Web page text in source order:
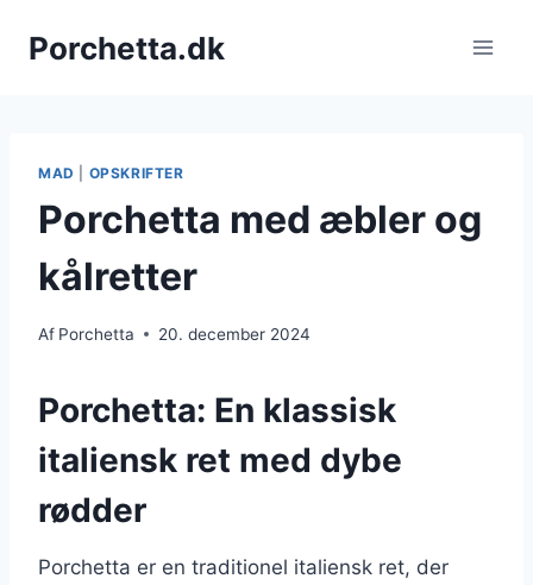
Porchetta.dk
MAD OPSKRIFTER
Porchetta med æbler og
kålretter
Af Porchetta 20. december 2024
Porchetta: En klassisk
italiensk ret med dybe
rødder
Porchetta er en traditionel italiensk ret, der